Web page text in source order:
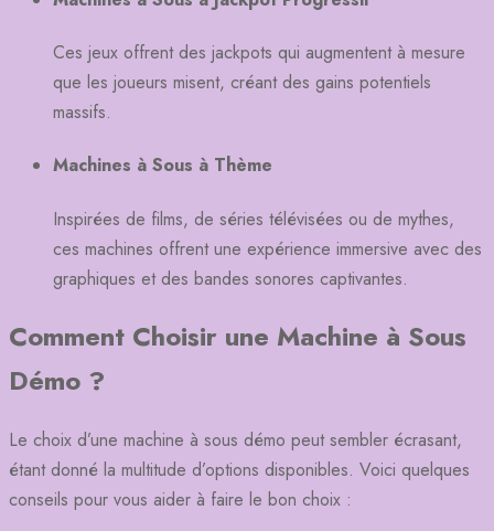
Ces jeux offrent des jackpots qui augmentent à mesure
que les joueurs misent, créant des gains potentiels
massifs.
Machines à Sous à Thème
Inspirées de films, de séries télévisées ou de mythes,
ces machines offrent une expérience immersive avec des
graphiques et des bandes sonores captivantes.
Comment Choisir une Machine à Sous
Démo ?
Le choix d’une machine à sous démo peut sembler écrasant,
étant donné la multitude d’options disponibles. Voici quelques
conseils pour vous aider à faire le bon choix :